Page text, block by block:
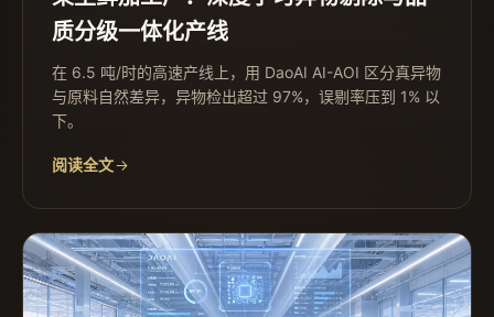
质分级一体化产线
在 6.5 吨/时的高速产线上，用 DaoAI AI-AOI 区分真异物
与原料自然差异，异物检出超过 97%，误剔率压到 1% 以
下。
阅读全文